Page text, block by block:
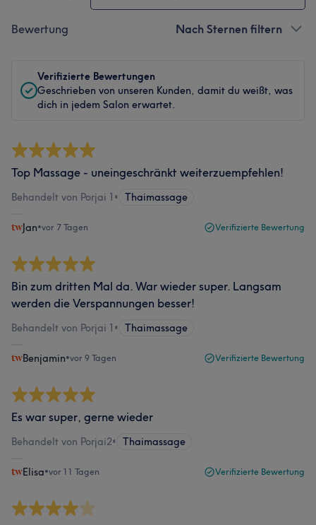
Bewertung Nach Sternen filtern
Verifizierte Bewertungen
Geschrieben von unseren Kunden, damit du weißt, was
dich in jedem Salon erwartet.
Top Massage - uneingeschränkt weiterzuempfehlen!
Behandelt von Porjai 1 • Thaimassage
Jan•vor 7 Tagen Verifizierte Bewertung
Bin zum dritten Mal da. War wieder super. Langsam
werden die Verspannungen besser!
Behandelt von Porjai 1 • Thaimassage
Benjamin•vor 9 Tagen Verifizierte Bewertung
Es war super, gerne wieder
Behandelt von Porjai2• Thaimassage
Elisa•vor 11 Tagen Verifizierte Bewertung